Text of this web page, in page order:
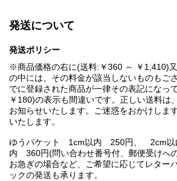
発送について
発送ポリシー
※商品価格の右に(送料:￥360 ～ ￥1,410)
の中には、その料金が該当しないものもご
でに登録された商品が一律その表記になっ
￥180)の表示も間違いです。正しい送料は
お知らせいたします。ご迷惑をおかけしま
いたします。
ゆうパケット 1cm以内 250円、 2cm
内 360円(問い合わせ番号付、郵便受けへ
お急ぎの場合など、ご希望に応じてレター
ックの発送も承ります。